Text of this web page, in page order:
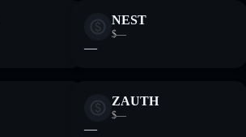
NEST
$—
—
ZAUTH
$—
—